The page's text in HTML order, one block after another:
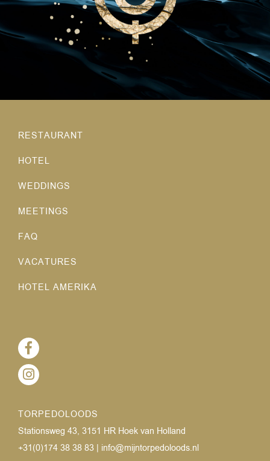
RESTAURANT
HOTEL
WEDDINGS
MEETINGS
FAQ
VACATURES
HOTEL AMERIKA
TORPEDOLOODS
Stationsweg 43, 3151 HR Hoek van Holland
+31(0)174 38 38 83 | info@mijntorpedoloods.nl